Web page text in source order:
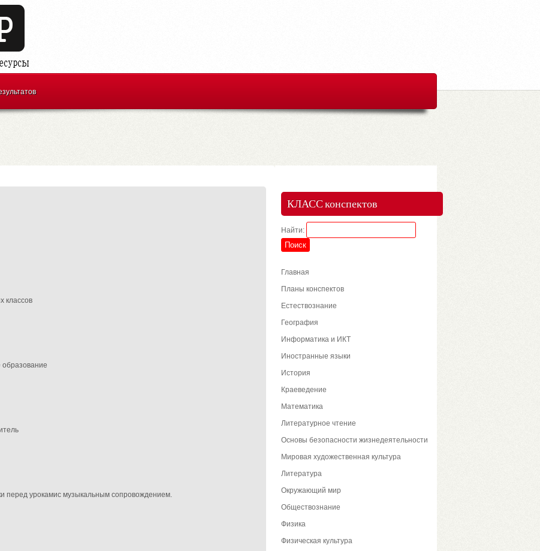
классов
перед урокамис музыкальным сопровождением.
КЛАСС конспектов
Найти:
Главная
Планы конспектов
Естествознание
География
Информатика и ИКТ
Иностранные языки
История
Краеведение
Математика
Литературное чтение
Основы безопасности жизнедеятельности
Мировая художественная культура
Литература
Окружающий мир
Обществознание
Физика
Физическая культура